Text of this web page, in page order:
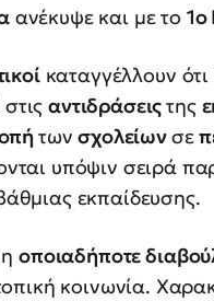
ανέκυψε και με το 1ο
καταγγέλλουν ότι
αντιδράσειςτης
τωνσχολείωνσε
υπόψιν σειρά
εκπαίδευσης.
οποιαδήποτε
κοινωνία.